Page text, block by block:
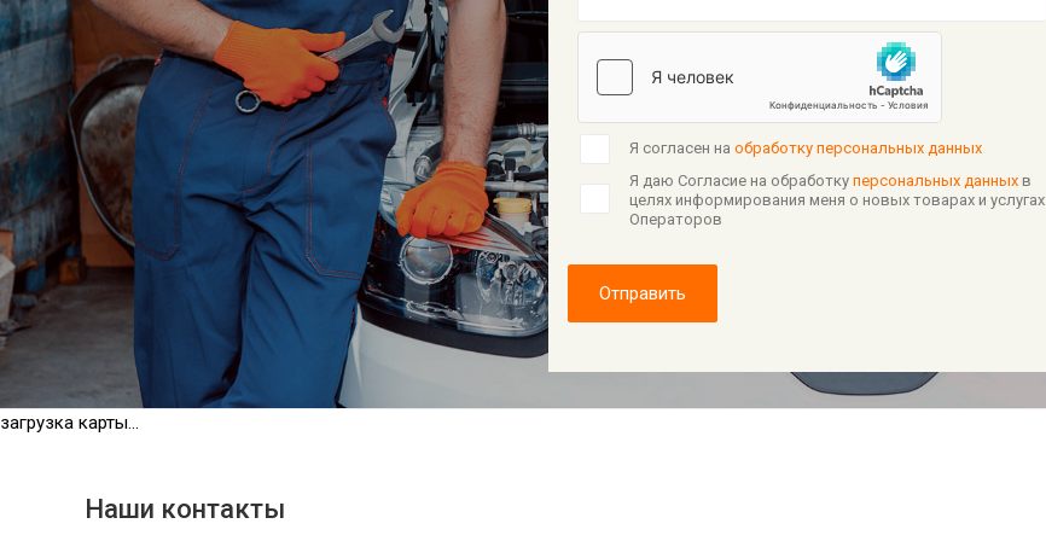
Я согласен на обработку персональных данных
Я даю Согласие на обработку персональных данныхв
целях информирования меня о новых товарах и услугах
Операторов
Отправить
Наши контакты
загрузка карты...